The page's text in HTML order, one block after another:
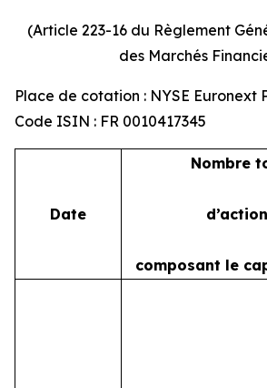
(Article 223-16 du Règlement
des Marchés
Place de cotation : NYSE Euronext
Code ISIN : FR 0010417345
Date
Nombre
composant le